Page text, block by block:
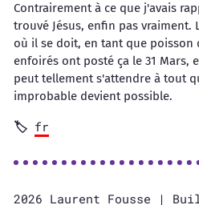
Contrairement à ce que j'avais
trouvé Jésus, enfin pas vraiment.
où il se doit, en tant que poisson
enfoirés ont posté ça le 31 Mars,
peut tellement s'attendre à tout
improbable devient possible.
fr
2026 Laurent Fousse |